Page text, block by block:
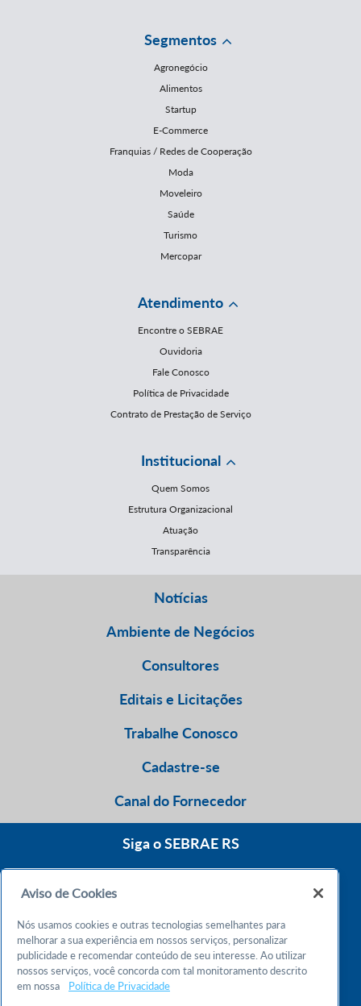
Segmentos
Agronegócio
Alimentos
Startup
E-Commerce
Franquias / Redes de Cooperação
Moda
Moveleiro
Saúde
Turismo
Mercopar
Atendimento
Encontre o SEBRAE
Ouvidoria
Fale Conosco
Política de Privacidade
Contrato de Prestação de Serviço
Institucional
Quem Somos
Estrutura Organizacional
Atuação
Transparência
Notícias
Ambiente de Negócios
Consultores
Editais e Licitações
Trabalhe Conosco
Cadastre-se
Canal do Fornecedor
Siga o SEBRAE RS
Atendimento 24h
Chame no WhatsApp
Aviso de Cookies
Nós usamos cookies e outras tecnologias semelhantes para
melhorar a sua experiência em nossos serviços, personalizar
publicidade e recomendar conteúdo de seu interesse. Ao utilizar
nossos serviços, você concorda com tal monitoramento descrito
em nossa
Política de Privacidade